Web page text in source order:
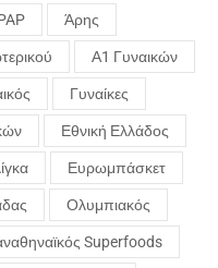
Άρης
Α1 Γυναικών
Γυναίκες
Εθνική Ελλάδος
Ευρωμπάσκετ
Ολυμπιακός
Superfoods